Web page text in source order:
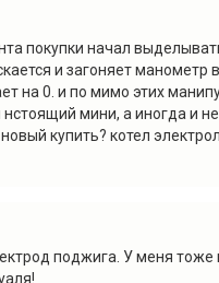
покупки начал
и загоняет
на 0. и по мимо этих
мини, а иногда и
купить? котел
поджига. У меня